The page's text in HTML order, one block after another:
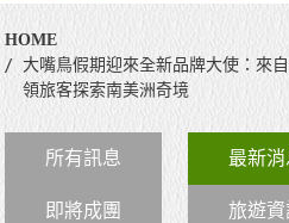
HOME
大嘴鳥假期迎來全新品牌大使：來
領旅客探索南美洲奇境
所有訊息 最新消
即將成團 旅遊資